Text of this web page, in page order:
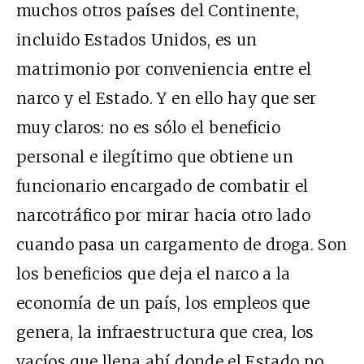
muchos otros países del Continente,
incluido Estados Unidos, es un
matrimonio por conveniencia entre el
narco y el Estado. Y en ello hay que ser
muy claros: no es sólo el beneficio
personal e ilegítimo que obtiene un
funcionario encargado de combatir el
narcotráfico por mirar hacia otro lado
cuando pasa un cargamento de droga. Son
los beneficios que deja el narco a la
economía de un país, los empleos que
genera, la infraestructura que crea, los